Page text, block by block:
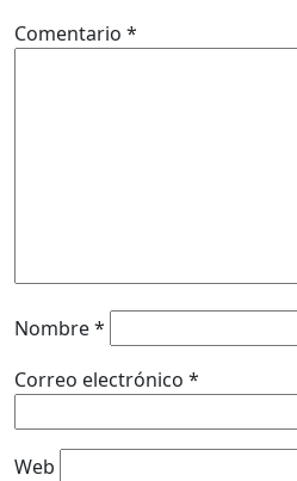
Comentario *
Nombre*
Correo electrónico *
Web